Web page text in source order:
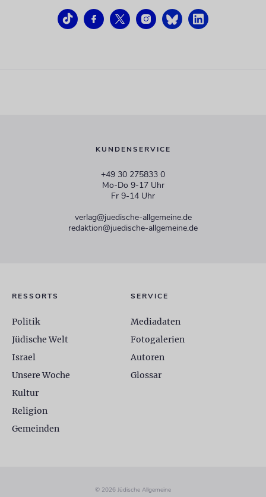
KUNDENSERVICE
+49 30 275833 0
Mo-Do 9-17 Uhr
Fr 9-14 Uhr
verlag@juedische-allgemeine.de
redaktion@juedische-allgemeine.de
RESSORTS
Politik
Jüdische Welt
Israel
Unsere Woche
Kultur
Religion
Gemeinden
SERVICE
Mediadaten
Fotogalerien
Autoren
Glossar
© 2026 Jüdische Allgemeine